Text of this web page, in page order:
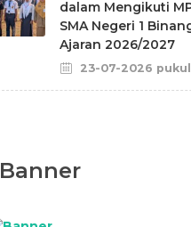
dalam Mengikuti
SMA Negeri 1
Ajaran 2026/2027
23-07-2026 pukul
Banner